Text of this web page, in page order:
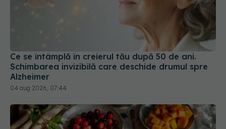
Ce se întâmplă în creierul tău după 50 de ani.
Schimbarea invizibilă care deschide drumul spre
Alzheimer
04 aug 2026, 07:44